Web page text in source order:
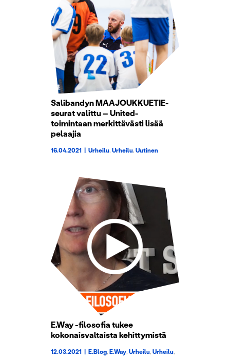
Salibandyn MAAJOUKKUETIE-
seurat valittu – United-
toimintaan merkittävästi lisää
pelaajia
16.04.2021 | Urheilu,Urheilu,Uutinen
E.Way -filosofia tukee
kokonaisvaltaista kehittymistä
12.03.2021 | E.Blog,E.Way,Urheilu,Urheilu,